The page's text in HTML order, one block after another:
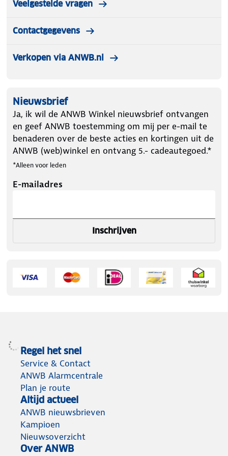
worden gedragen. Artikelen die zijn gedragen
Veelgestelde vragen
Contactgegevens
Verkopen via ANWB.nl
Nieuwsbrief
Ja, ik wil de ANWB Winkel nieuwsbrief ontvangen
en geef ANWB toestemming om mij per e-mail te
benaderen over de beste acties en kortingen uit de
ANWB (web)winkel en ontvang 5.- cadeautegoed.*
*Alleen voor leden
E-mailadres
Inschrijven
Regel het snel
Service & Contact
ANWB Alarmcentrale
Plan je route
Altijd actueel
ANWB nieuwsbrieven
Kampioen
Nieuwsoverzicht
Over ANWB